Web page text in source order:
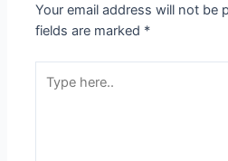
Your email address will not be
fields are marked *
here..